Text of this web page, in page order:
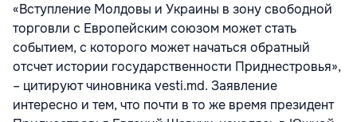
«Вступление Молдовы и Украины в зону свободной
торговли с Европейским союзом может стать
событием, с которого может начаться обратный
отсчет истории государственности Приднестровья»,
– цитируют чиновника vesti.md. Заявление
интересно и тем, что почти в то же время президент